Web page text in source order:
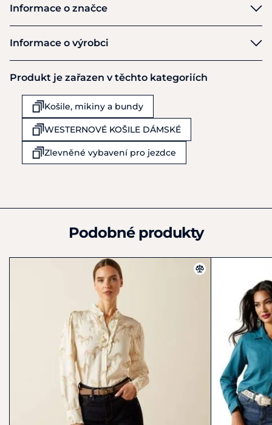
Informace o značce
Ariat
Informace o výrobci
ARIAT EU B.V.
Muiderstraat 1
Amsterdam
1011 PZ
Nizozemsko
+44 (0) 1367 242818
info.ae@ariat.com
Produkt je zařazen v těchto kategoriích
Košile, mikiny a bundy
WESTERNOVÉ KOŠILE DÁMSKÉ
Zlevněné vybavení pro jezdce
Podobné produkty